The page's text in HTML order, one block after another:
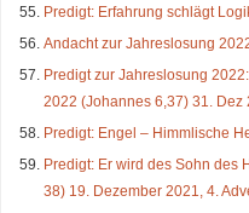
Predigt: Erfahrung schlägt
Andacht zur Jahreslosung
Predigt zur Jahreslosung
2022 (Johannes 6,37) 31. Dez
Predigt: Engel – Himmlische
Predigt: Er wird des Sohn des
38) 19. Dezember 2021, 4.